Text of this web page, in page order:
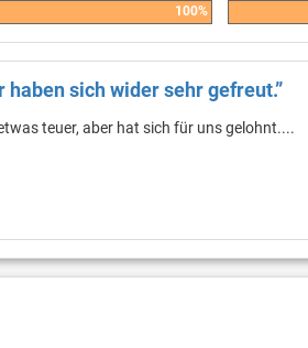
100%
haben sich wider sehr gefreut.”
teuer, aber hat sich für uns gelohnt....